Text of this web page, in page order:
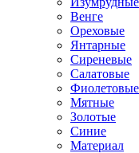
Венге
Ореховые
Янтарные
Сиреневые
Салатовые
Фиолетовые
Мятные
Золотые
Синие
Материал